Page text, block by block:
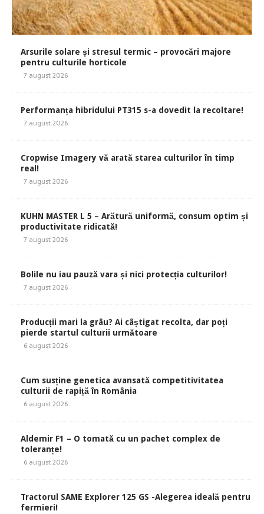
Arsurile solare și stresul termic – provocări majore
pentru culturile horticole
7 august 2026
Performanța hibridului PT315 s-a dovedit la recoltare!
7 august 2026
Cropwise Imagery vă arată starea culturilor în timp
real!
7 august 2026
KUHN MASTER L 5 – Arătură uniformă, consum optim și
productivitate ridicată!
7 august 2026
Bolile nu iau pauză vara și nici protecția culturilor!
7 august 2026
Producții mari la grâu? Ai câștigat recolta, dar poți
pierde startul culturii următoare
6 august 2026
Cum susține genetica avansată competitivitatea
culturii de rapiță în România
6 august 2026
Aldemir F1 – O tomată cu un pachet complex de
toleranțe!
6 august 2026
Tractorul SAME Explorer 125 GS -Alegerea ideală pentru
fermieri!